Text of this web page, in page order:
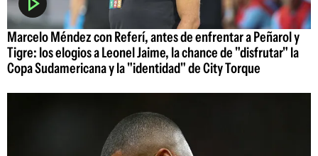
Marcelo Méndez con Referí, antes de enfrentar a Peñarol y
Tigre: los elogios a Leonel Jaime, la chance de "disfrutar" la
Copa Sudamericana y la "identidad" de City Torque